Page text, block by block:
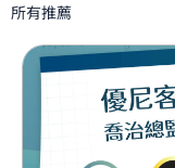
所有推薦
頁
頁
面
頁
面